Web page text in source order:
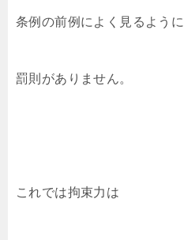
条例の前例によく見るように
罰則がありません。
これでは拘束力は